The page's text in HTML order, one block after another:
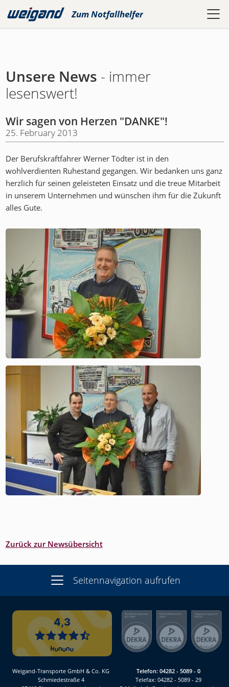
ZumNotfallhelfer
Unsere News - immer
lesenswert!
Wir sagen von Herzen "DANKE"!
25. February 2013
Der Berufskraftfahrer Werner Tödter ist in den
wohlverdienten Ruhestand gegangen. Wir bedanken uns ganz
herzlich für seinen geleisteten Einsatz und die treue Mitarbeit
in unserem Unternehmen und wünschen ihm für die Zukunft
alles Gute.
Zurück zur Newsübersicht
Seitennavigation aufrufen
Weigand-Transporte GmbH & Co. KG
Schmiedestraße 4
Telefon: 04282 - 5089 - 0
Telefax: 04282 - 5089 - 29